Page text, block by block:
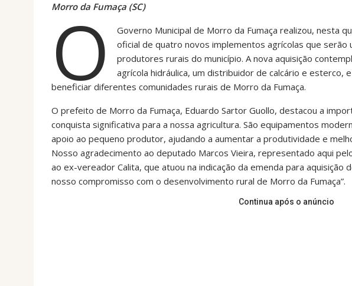
Morro da Fumaça (SC)
O
Governo Municipal de Morro da Fumaça realizou, nesta
oficial de quatro novos implementos agrícolas que
produtores rurais do município. A nova aquisição
agrícola hidráulica, um distribuidor de calcário e esterco,
beneficiar diferentes comunidades rurais de Morro da Fumaça.
O prefeito de Morro da Fumaça, Eduardo Sartor Guollo, destacou a
conquista significativa para a nossa agricultura. São equipamentos
apoio ao pequeno produtor, ajudando a aumentar a produtividade e
Nosso agradecimento ao deputado Marcos Vieira, representado aqui
ao ex-vereador Calita, que atuou na indicação da emenda para
nosso compromisso com o desenvolvimento rural de Morro da Fumaça”.
Continua após o anúncio